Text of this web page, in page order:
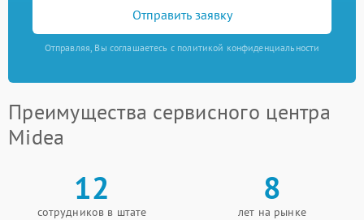
Отправить заявку
Отправляя, Вы соглашаетесь с политикой конфиденциальности
Преимущества сервисного центра
Midea
12
сотрудников в штате
8
лет на рынке